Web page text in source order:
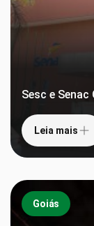
Sesc e
Leia mais
Goiás